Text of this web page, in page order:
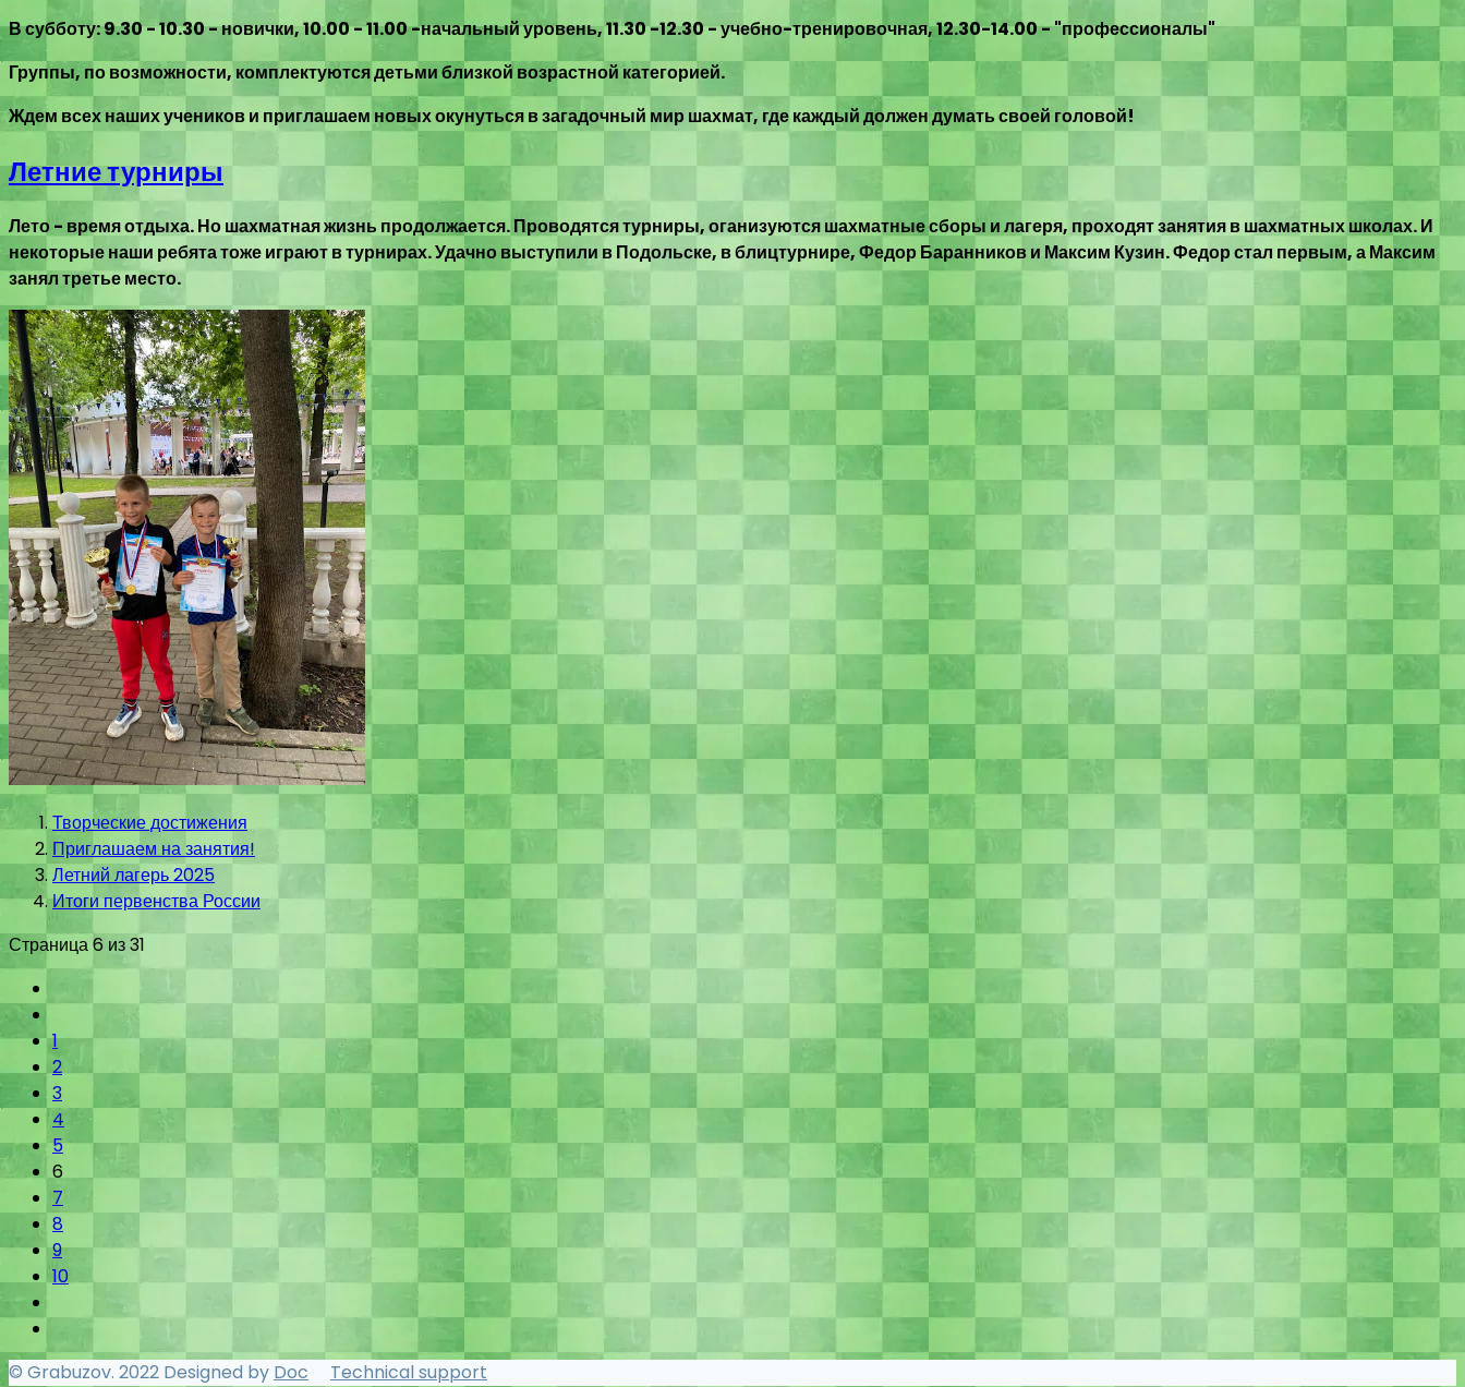
В субботу: 9.30 - 10.30 - новички, 10.00 - 11.00 -начальный уровень, 11.30 -12.30 - учебно-тренировочная, 12.30-14.00 - "профессионалы"
Группы, по возможности, комплектуются детьми близкой возрастной категорией.
Ждем всех наших учеников и приглашаем новых окунуться в загадочный мир шахмат, где каждый должен думать своей головой!
Летние турниры
Лето - время отдыха. Но шахматная жизнь продолжается. Проводятся турниры, оганизуются шахматные сборы и лагеря, проходят занятия в шахматных школах. И
некоторые наши ребята тоже играют в турнирах. Удачно выступили в Подольске, в блицтурнире, Федор Баранников и Максим Кузин. Федор стал первым, а Максим
занял третье место.
Творческие достижения
Приглашаем на занятия!
Летний лагерь 2025
Итоги первенства России
Страница 6 из 31
1
2
3
4
5
6
7
8
9
10
© Grabuzov. 2022 Designed by Doc Technical support